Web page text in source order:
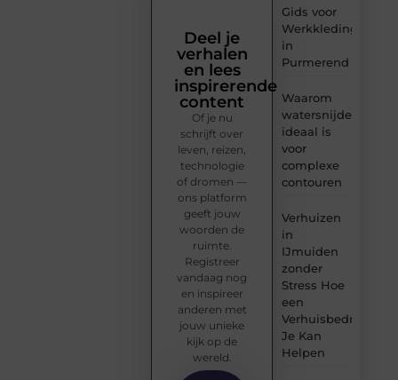
Gids voor
Werkkleding
in
Purmerend
Waarom
watersnijden
ideaal is
voor
complexe
contouren
Verhuizen
in
IJmuiden
zonder
Stress Hoe
een
Verhuisbedrijf
Je Kan
Helpen
Deel je
verhalen
en lees
inspirerende
content
Of je nu
schrijft over
leven, reizen,
technologie
of dromen —
ons platform
geeft jouw
woorden de
ruimte.
Registreer
vandaag nog
en inspireer
anderen met
jouw unieke
kijk op de
wereld.